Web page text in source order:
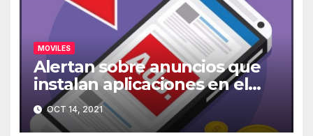
MOVILES
Alertan sobre anuncios que
instalan aplicaciones en el
móvil
OCT 14, 2021